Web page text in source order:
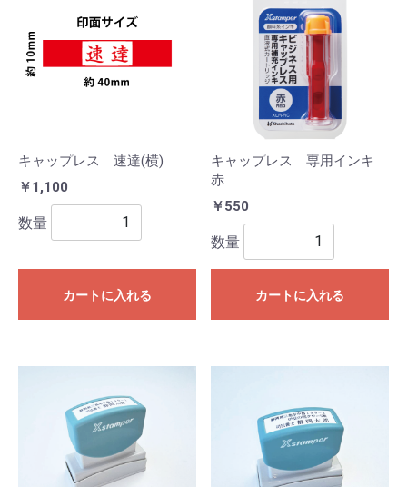
キャップレス 速達(横)
￥1,100
数量
カートに入れる
キャップレス 専用インキ
赤
￥550
数量
カートに入れる